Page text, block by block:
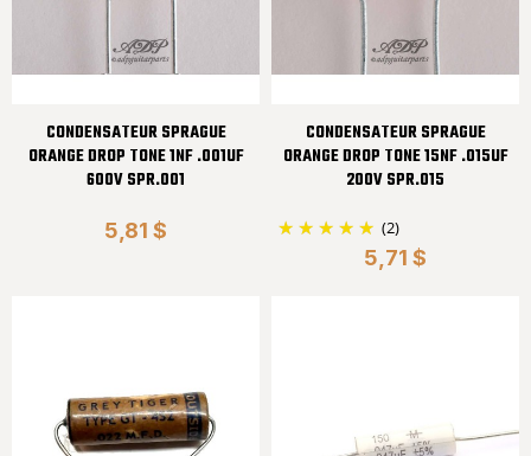
CONDENSATEUR SPRAGUE
ORANGE DROP TONE 1NF .001UF
600V SPR.001
5,81 $
CONDENSATEUR SPRAGUE
ORANGE DROP TONE 15NF .015UF
200V SPR.015
(2)
5,71 $